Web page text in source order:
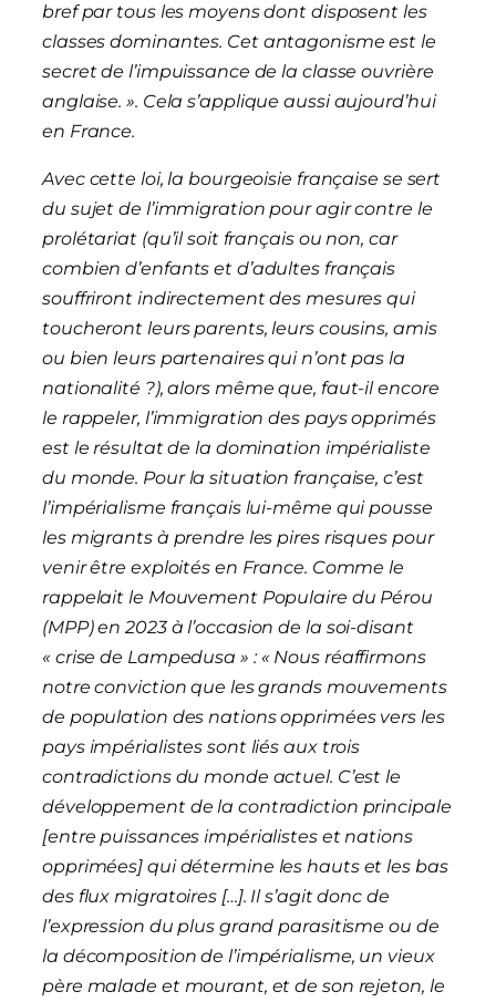
bref par tous les moyens dont disposent les
classes dominantes. Cet antagonisme est le
secret de l’impuissance de la classe ouvrière
anglaise. ». Cela s’applique aussi aujourd’hui
en France.
Avec cette loi, la bourgeoisie française se sert
du sujet de l’immigration pour agir contre le
prolétariat (qu’il soit français ou non, car
combien d’enfants et d’adultes français
souffriront indirectement des mesures qui
toucheront leurs parents, leurs cousins, amis
ou bien leurs partenaires qui n’ont pas la
nationalité ?), alors même que, faut-il encore
le rappeler, l’immigration des pays opprimés
est le résultat de la domination impérialiste
du monde. Pour la situation française, c’est
l’impérialisme français lui-même qui pousse
les migrants à prendre les pires risques pour
venir être exploités en France. Comme le
rappelait le Mouvement Populaire du Pérou
(MPP) en 2023 à l’occasion de la soi-disant
« crise de Lampedusa » : « Nous réaffirmons
notre conviction que les grands mouvements
de population des nations opprimées vers les
pays impérialistes sont liés aux trois
contradictions du monde actuel. C’est le
développement de la contradiction principale
[entre puissances impérialistes et nations
opprimées] qui détermine les hauts et les bas
des flux migratoires […]. Il s’agit donc de
l’expression du plus grand parasitisme ou de
la décomposition de l’impérialisme, un vieux
père malade et mourant, et de son rejeton, le